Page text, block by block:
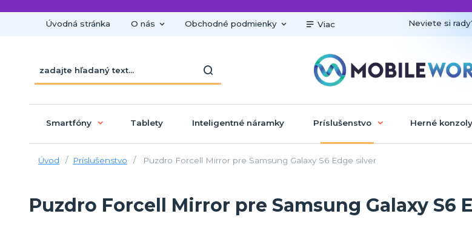
Úvodná stránka O nás Obchodné podmienky Viac Neviete si
Smartfóny Tablety Inteligentné náramky Príslušenstvo Herné konzoly
Úvod Príslušenstvo Puzdro Forcell Mirror pre Samsung Galaxy S6 Edge silver
Puzdro Forcell Mirror pre Samsung Galaxy S6